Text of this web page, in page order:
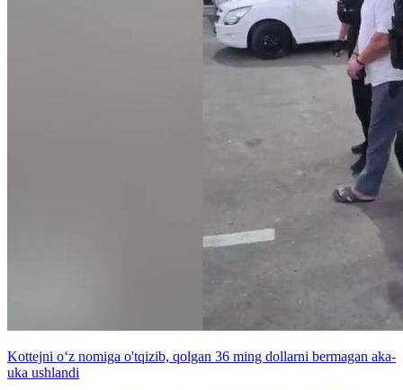
Kottejni o‘z nomiga o'tqizib, qolgan 36 ming dollarni bermagan aka-
uka ushlandi